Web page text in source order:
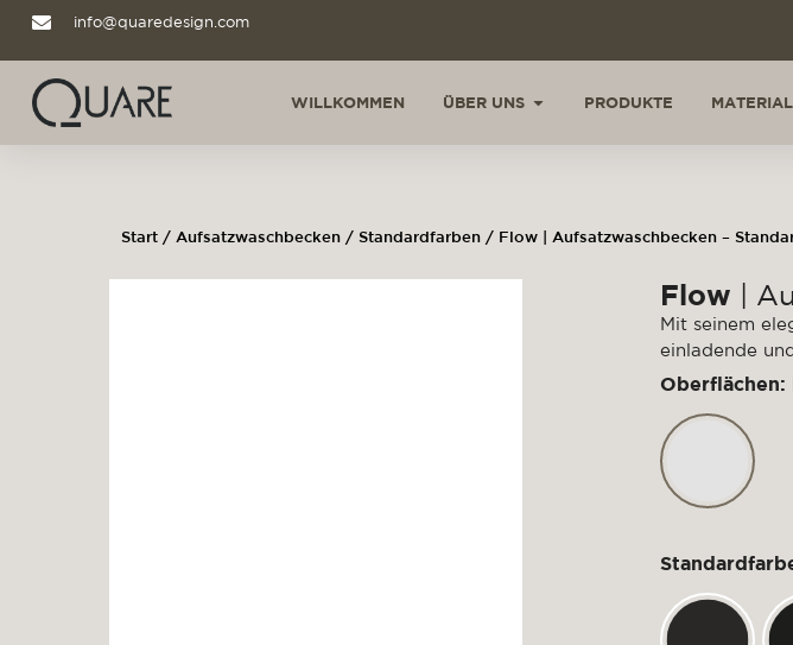
info@quaredesign.com
WILLKOMMEN ÜBER UNS PRODUKTE
Start / Aufsatzwaschbecken / Standardfarben / Flow | Aufsatzwaschbecken –
Flow |
Mit seinem
einladende
Oberflächen: